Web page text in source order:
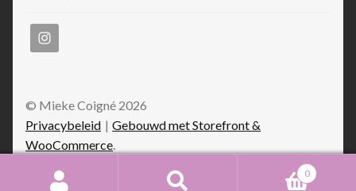
© Mieke Coigné 2026
Privacybeleid
Gebouwd met Storefront &
WooCommerce.
0